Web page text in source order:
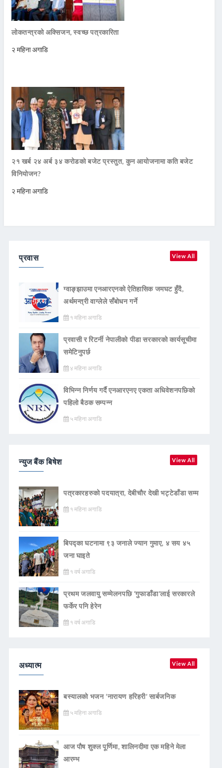
लोकतन्त्रको अक्सिजन, स्वच्छ पत्रकारिता
२ महिना अगाडि
२१ खर्ब २४ अर्ब ३४ करोडको बजेट प्रस्तुत, कुन आयोजनामा कति बजेट
विनियोजन?
२ महिना अगाडि
प्रवास View All
ग्वाङ्झाउमा एनआरएनको ऐतिहासिक जमघट हुँदै,
अर्थमन्त्री वाग्लेले सँबोधन गर्ने
१ महिना अगाडि
प्रवासी र रिटर्नी नेपालीको पीडा सरकारको कार्यसूचीमा
समेटिनुपर्छ
४ महिना अगाडि
विभिन्न निर्णय गर्दै एनआरएनए एकता अधिवेशनपछिको
पहिलो बैठक सम्पन्न
५ महिना अगाडि
न्युज बैंक बिषेश View All
पत्रकारहरुको पदयात्रा, देबीचौर देखी भट्टेडाँडा सम्म
१ महिना अगाडि
बिपद्का घटनामा ९३ जनाले ज्यान गुमाए, ४ सय ४५
जना घाइते
१ वर्ष अगाडि
प्रथम जलवायु सम्मेलनपछि ‘गुफाडाँडा’लाई सरकारले
फर्केर पनि हेरेन
१ वर्ष अगाडि
अध्यात्म View All
बस्यालको भजन ‘नारायण हरिहरी’ सार्बजनिक
५ महिना अगाडि
आज पौष शुक्ल पूर्णिमा, शालिनदीमा एक महिने मेला
आरम्भ